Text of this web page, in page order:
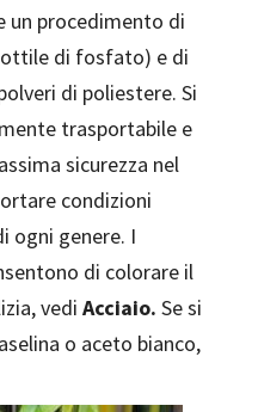
un procedimento di
di fosfato) e di
di poliestere. Si
trasportabile e
sicurezza nel
condizioni
ogni genere. I
di colorare il
vedi Acciaio. Se si
o aceto bianco,